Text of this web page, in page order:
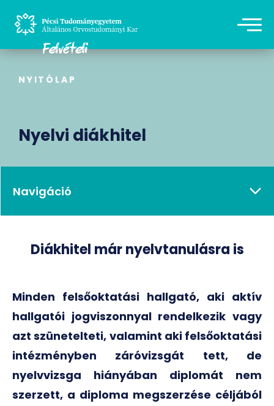
NYITÓLAP
Nyelvi diákhitel
Diákhitel már nyelvtanulásra is
Minden felsőoktatási hallgató, aki aktív
hallgatói jogviszonnyal rendelkezik vagy
azt szünetelteti, valamint aki felsőoktatási
intézményben záróvizsgát tett, de
nyelvvizsga hiányában diplomát nem
szerzett, a diploma megszerzése céljából
Navigáció